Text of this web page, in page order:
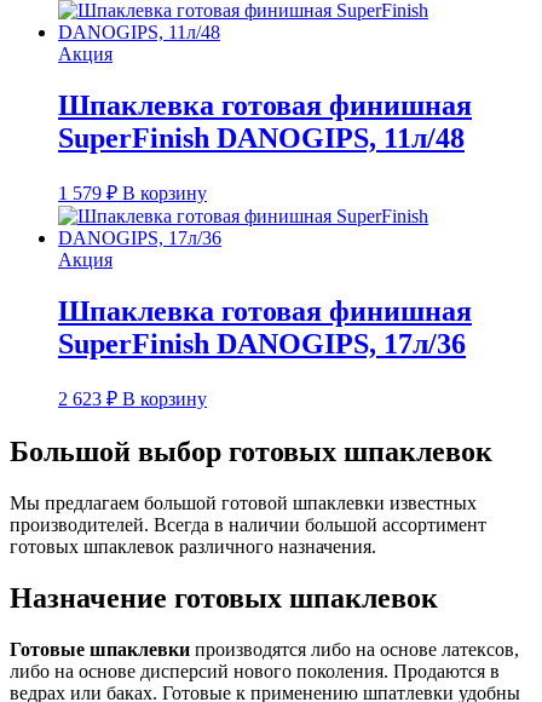
Акция
Шпаклевка готовая финишная
SuperFinish DANOGIPS, 11л/48
1 579 ₽ В корзину
Акция
Шпаклевка готовая финишная
SuperFinish DANOGIPS, 17л/36
2 623 ₽ В корзину
Большой выбор готовых шпаклевок
Мы предлагаем большой готовой шпаклевки известных
производителей. Всегда в наличии большой ассортимент
готовых шпаклевок различного назначения.
Назначение готовых шпаклевок
Готовые шпаклевки производятся либо на основе латексов,
либо на основе дисперсий нового поколения. Продаются в
ведрах или баках. Готовые к применению шпатлевки удобны